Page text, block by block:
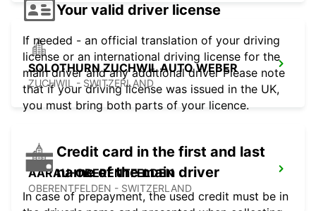
SOLOTHURN ZUCHWIL AUTO WEBER
ZUCHWIL - SWITZERLAND
AARAU-OBERENTFELDEN
OBERENTFELDEN - SWITZERLAND
Your valid driver license
If needed - an official translation of your driving
license or an international driving license for the
main driver and any additional driver Please note
that if your driving license was issued in the UK,
you must bring both parts of your licence.
Credit card in the first and last
name of the main driver
In case of prepayment, the used credit must be in